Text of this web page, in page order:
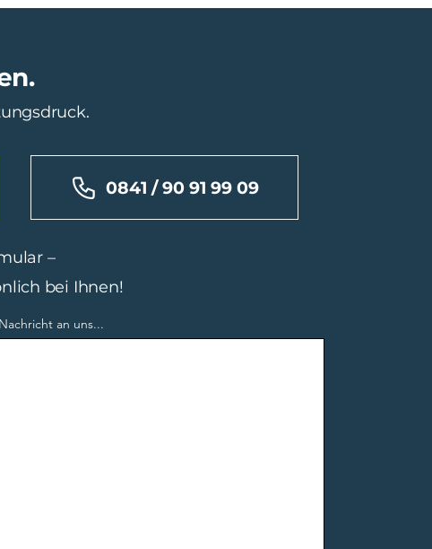
0841 / 90 91 99 09
–
bei Ihnen!
an uns...